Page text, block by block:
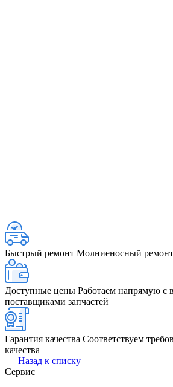
Быстрый ремонт Молниеносный
Доступные цены Работаем напрямую с
поставщиками запчастей
Гарантия качества Соответствуем
качества
Назад к списку
Сервис